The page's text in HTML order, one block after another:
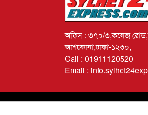
অফিস : ৩৭০/৩,কলেজ
আশকোনা,ঢাকা-১২৩০,
Call : 01911120520
Email :